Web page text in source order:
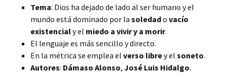
Tema: Dios ha dejado de lado al ser humano y el
mundo está dominado por la soledado vacío
existencialy el miedo a vivir y a morir.
El lenguaje es más sencillo y directo.
En la métrica se emplea el verso librey el soneto.
Autores: Dámaso Alonso, José Luis Hidalgo.